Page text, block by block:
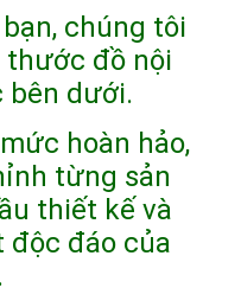
chúng tôi
thước đồ nội
bên dưới.
hoàn hảo,
từng sản
thiết kế và
độc đáo của